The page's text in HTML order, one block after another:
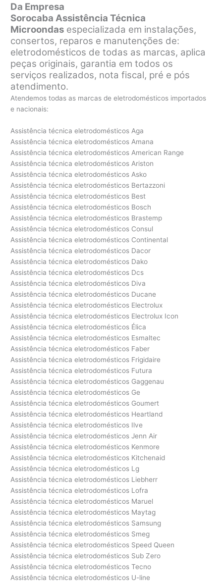
Da Empresa
Sorocaba Assistência Técnica
Microondas especializada em instalações,
consertos, reparos e manutenções de:
eletrodomésticos de todas as marcas, aplica
peças originais, garantia em todos os
serviços realizados, nota fiscal, pré e pós
atendimento.
Atendemos todas as marcas de eletrodomésticos importados
e nacionais:
Assistência técnica eletrodomésticos Aga
Assistência técnica eletrodomésticos Amana
Assistência técnica eletrodomésticos American Range
Assistência técnica eletrodomésticos Ariston
Assistência técnica eletrodomésticos Asko
Assistência técnica eletrodomésticos Bertazzoni
Assistência técnica eletrodomésticos Best
Assistência técnica eletrodomésticos Bosch
Assistência técnica eletrodomésticos Brastemp
Assistência técnica eletrodomésticos Consul
Assistência técnica eletrodomésticos Continental
Assistência técnica eletrodomésticos Dacor
Assistência técnica eletrodomésticos Dako
Assistência técnica eletrodomésticos Dcs
Assistência técnica eletrodomésticos Diva
Assistência técnica eletrodomésticos Ducane
Assistência técnica eletrodomésticos Electrolux
Assistência técnica eletrodomésticos Electrolux Icon
Assistência técnica eletrodomésticos Élica
Assistência técnica eletrodomésticos Esmaltec
Assistência técnica eletrodomésticos Faber
Assistência técnica eletrodomésticos Frigidaire
Assistência técnica eletrodomésticos Futura
Assistência técnica eletrodomésticos Gaggenau
Assistência técnica eletrodomésticos Ge
Assistência técnica eletrodomésticos Goumert
Assistência técnica eletrodomésticos Heartland
Assistência técnica eletrodomésticos Ilve
Assistência técnica eletrodomésticos Jenn Air
Assistência técnica eletrodomésticos Kenmore
Assistência técnica eletrodomésticos Kitchenaid
Assistência técnica eletrodomésticos Lg
Assistência técnica eletrodomésticos Liebherr
Assistência técnica eletrodomésticos Lofra
Assistência técnica eletrodomésticos Maruel
Assistência técnica eletrodomésticos Maytag
Assistência técnica eletrodomésticos Samsung
Assistência técnica eletrodomésticos Smeg
Assistência técnica eletrodomésticos Speed Queen
Assistência técnica eletrodomésticos Sub Zero
Assistência técnica eletrodomésticos Tecno
Assistência técnica eletrodomésticos U-line